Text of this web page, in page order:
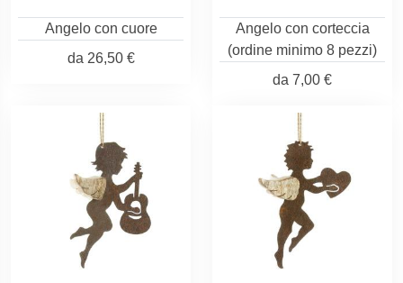
Angelo con cuore
da 26,50 €
Angelo con corteccia
(ordine minimo 8 pezzi)
da 7,00 €